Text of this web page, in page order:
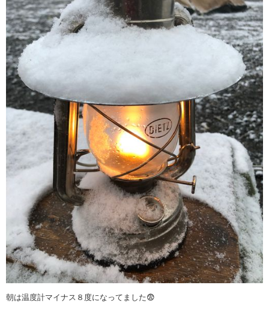
朝は温度計マイナス８度になってました😨